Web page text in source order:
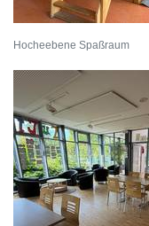
Hocheebene Spaßraum